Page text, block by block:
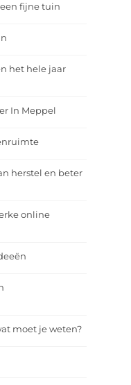
fijne tuin
het hele jaar
In Meppel
herstel en beter
online
moet je weten?